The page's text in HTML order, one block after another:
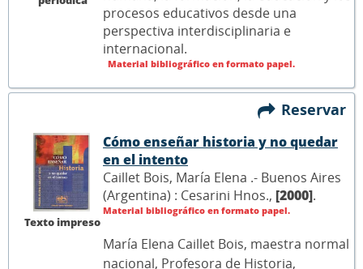
procesos educativos desde una
perspectiva interdisciplinaria e
internacional.
Material bibliográfico en formato papel.
Reservar
Texto impreso
Cómo enseñar historia y no quedar
en el intento
Caillet Bois, María Elena .- Buenos Aires
(Argentina) : Cesarini Hnos., [2000].
Material bibliográfico en formato papel.
María Elena Caillet Bois, maestra normal
nacional, Profesora de Historia,